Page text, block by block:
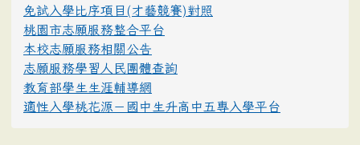
免試入學比序項目(才藝競賽)對照
桃園市志願服務整合平台
本校志願服務相關公告
志願服務學習人民團體查詢
教育部學生生涯輔導網
適性入學桃花源－國中生升高中五專入學平台